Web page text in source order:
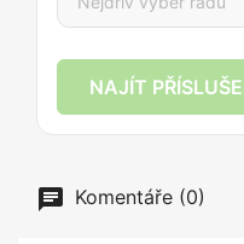
NAJÍT
Komentáře (0)